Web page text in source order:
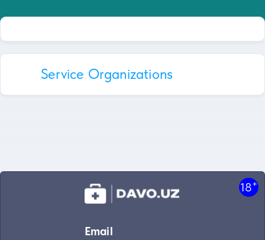
Service Organizations
18+
Email